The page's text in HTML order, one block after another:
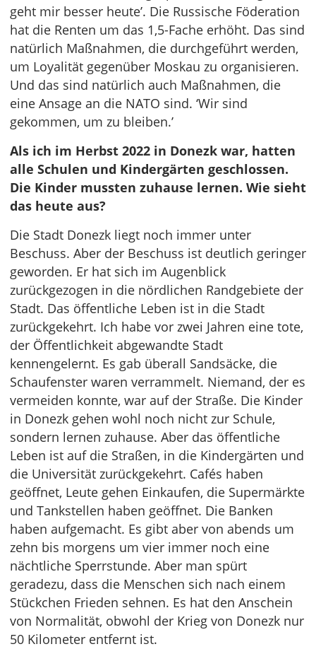
geht mir besser heute’. Die Russische Föderation
hat die Renten um das 1,5-Fache erhöht. Das sind
natürlich Maßnahmen, die durchgeführt werden,
um Loyalität gegenüber Moskau zu organisieren.
Und das sind natürlich auch Maßnahmen, die
eine Ansage an die NATO sind. ‘Wir sind
gekommen, um zu bleiben.’
Als ich im Herbst 2022 in Donezk war, hatten
alle Schulen und Kindergärten geschlossen.
Die Kinder mussten zuhause lernen. Wie sieht
das heute aus?
Die Stadt Donezk liegt noch immer unter
Beschuss. Aber der Beschuss ist deutlich geringer
geworden. Er hat sich im Augenblick
zurückgezogen in die nördlichen Randgebiete der
Stadt. Das öffentliche Leben ist in die Stadt
zurückgekehrt. Ich habe vor zwei Jahren eine tote,
der Öffentlichkeit abgewandte Stadt
kennengelernt. Es gab überall Sandsäcke, die
Schaufenster waren verrammelt. Niemand, der es
vermeiden konnte, war auf der Straße. Die Kinder
in Donezk gehen wohl noch nicht zur Schule,
sondern lernen zuhause. Aber das öffentliche
Leben ist auf die Straßen, in die Kindergärten und
die Universität zurückgekehrt. Cafés haben
geöffnet, Leute gehen Einkaufen, die Supermärkte
und Tankstellen haben geöffnet. Die Banken
haben aufgemacht. Es gibt aber von abends um
zehn bis morgens um vier immer noch eine
nächtliche Sperrstunde. Aber man spürt
geradezu, dass die Menschen sich nach einem
Stückchen Frieden sehnen. Es hat den Anschein
von Normalität, obwohl der Krieg von Donezk nur
50 Kilometer entfernt ist.